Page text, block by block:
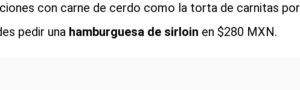
con carne de cerdo como la torta de carnitas por
pedir una hamburguesa de sirloin en $280 MXN.